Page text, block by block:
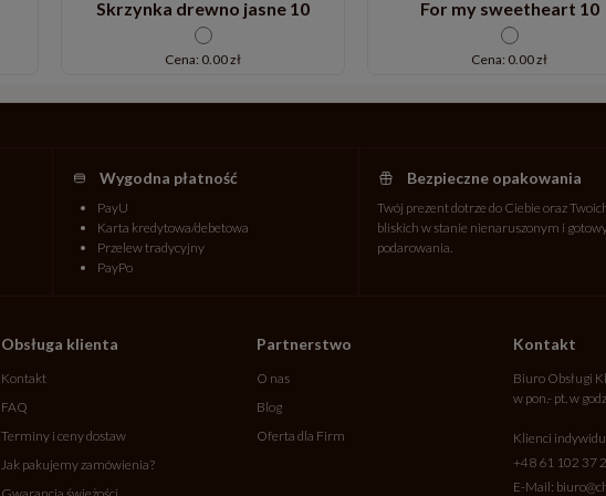
Skrzynka drewno jasne 10
Cena: 0.00 zł
For my sweetheart 10
Cena: 0.00 zł
Wygodna płatność
PayU
Karta kredytowa/debetowa
Przelew tradycyjny
PayPo
Bezpieczne opakowania
Twój prezent dotrze do Ciebie oraz
bliskich w stanie nienaruszonym i
podarowania.
Obsługa klienta
Kontakt
FAQ
Terminy i ceny dostaw
Jak pakujemy zamówienia?
Partnerstwo
O nas
Blog
Oferta dla Firm
Kontakt
Biuro Obsługi
w pon.- pt. w
Klienci
+48 61 102 37
E-Mail: